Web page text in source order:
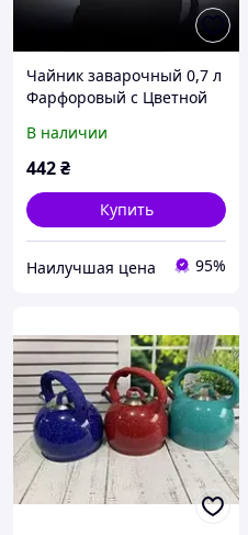
Чайник заварочный 0,7 л
Фарфоровый с Цветной
700 мл WL-994004 / 1C
В наличии
442₴
Купить
Наилучшая цена 95%